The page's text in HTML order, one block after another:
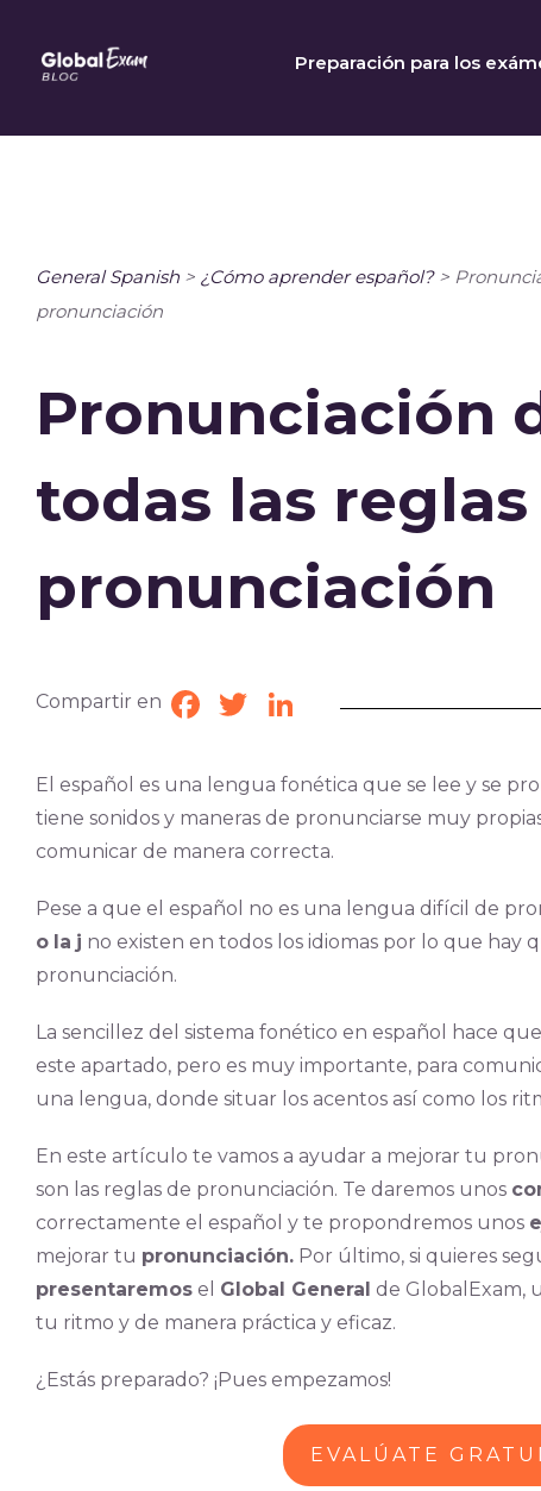
content
Preparación para los
General Spanish > ¿Cómo aprender español?>
pronunciación
Pronunciación
todas las reglas
pronunciación
Compartir en Facebook
TwitterLinkedIn
El español es una lengua fonética que se lee y se
tiene sonidos y maneras de pronunciarse muy
comunicar de manera correcta.
Pese a que el español no es una lengua difícil de
o la j no existen en todos los idiomas por lo que hay
pronunciación.
La sencillez del sistema fonético en español hace
este apartado, pero es muy importante, para
una lengua, donde situar los acentos así como los
En este artículo te vamos a ayudar a mejorar tu
son las reglas de pronunciación. Te daremos unos
correctamente el español y te propondremos unos
mejorar tu pronunciación.Por último, si quieres
presentaremosel Global General de GlobalExam,
tu ritmo y de manera práctica y eficaz.
¿Estás preparado? ¡Pues empezamos!
EVALÚATE